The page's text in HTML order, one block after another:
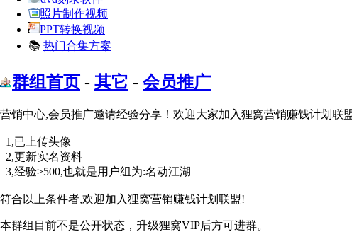
照片制作视频
PPT转换视频
📚 热门合集方案
群组首页 - 其它 - 会员推广
营销中心,会员推广邀请经验分享！欢迎大家加入狸窝营销赚钱计划联
1,已上传头像
2,更新实名资料
3,经验>500,也就是用户组为:名动江湖
符合以上条件者,欢迎加入狸窝营销赚钱计划联盟!
本群组目前不是公开状态，升级狸窝VIP后方可进群。